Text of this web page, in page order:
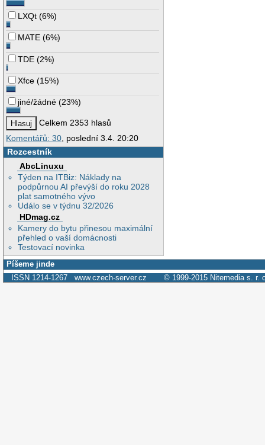
LXQt (6%)
MATE (6%)
TDE (2%)
Xfce (15%)
jiné/žádné (23%)
Celkem 2353 hlasů
Komentářů: 30 , poslední 3.4. 20:20
Rozcestník
AbcLinuxu
Týden na ITBiz: Náklady na
podpůrnou AI převýší do roku 2028
plat samotného vývo
Událo se v týdnu 32/2026
HDmag.cz
Kamery do bytu přinesou maximální
přehled o vaší domácnosti
Testovací novinka
Píšeme jinde
ISSN 1214-1267 www.czech-server.cz © 1999-2015 Nitemedia s. r.